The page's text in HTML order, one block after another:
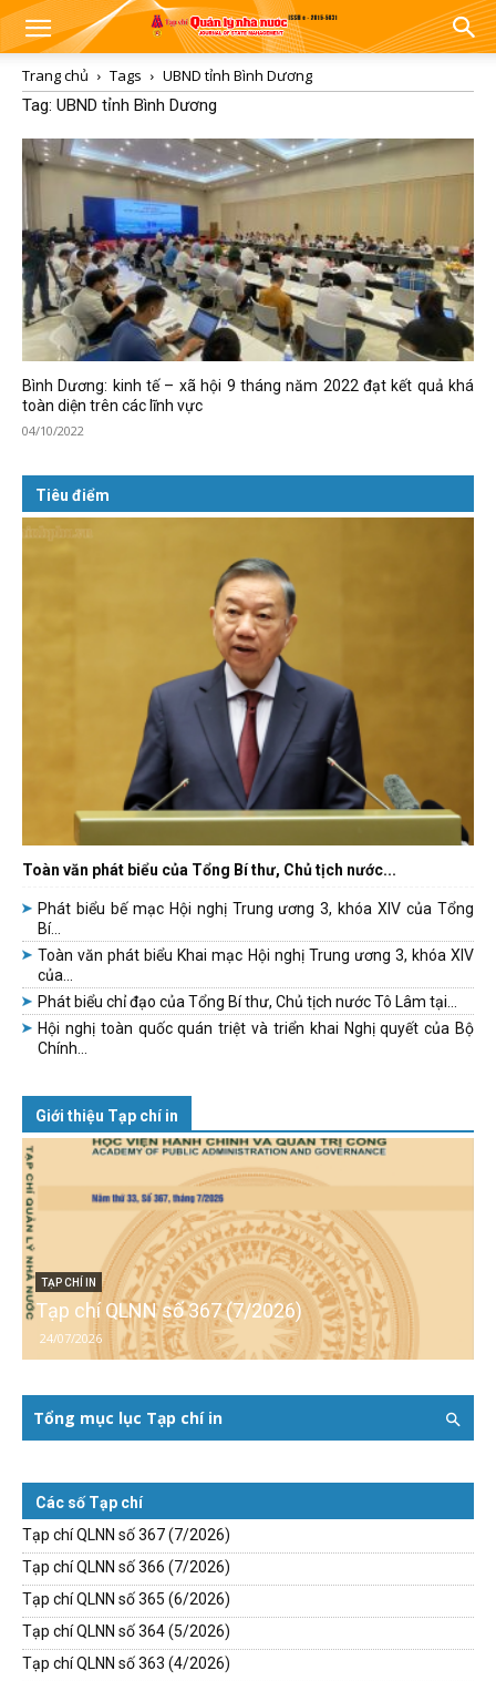
Trang chủ Tags
UBND tỉnh Bình Dương
Tag: UBND tỉnh Bình Dương
Bình Dương: kinh tế – xã hội 9 tháng năm 2022 đạt kết quả khá
toàn diện trên các lĩnh vực
04/10/2022
Tiêu điểm
Toàn văn phát biểu của Tổng Bí thư, Chủ tịch nước...
Phát biểu bế mạc Hội nghị Trung ương 3, khóa XIV của Tổng
Bí...
Toàn văn phát biểu Khai mạc Hội nghị Trung ương 3, khóa XIV
của...
Phát biểu chỉ đạo của Tổng Bí thư, Chủ tịch nước Tô Lâm tại...
Hội nghị toàn quốc quán triệt và triển khai Nghị quyết của Bộ
Chính...
Giới thiệu Tạp chí in
TẠP CHÍ IN
Tạp chí QLNN số 367 (7/2026)
24/07/2026
Tổng mục lục Tạp chí in
Các số Tạp chí
Tạp chí QLNN số 367 (7/2026)
Tạp chí QLNN số 366 (7/2026)
Tạp chí QLNN số 365 (6/2026)
Tạp chí QLNN số 364 (5/2026)
Tạp chí QLNN số 363 (4/2026)